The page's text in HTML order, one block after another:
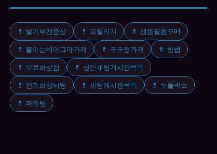
💊 발기부전증상 💊 프릴리지
💊 센돔필름구매
💊 붙이는비아그라가격
💊 구구정가격
💊 방법
💊 무료화상캠
💊 성인채팅게시판목록
💊 인기화상채팅
💊 채팅게시판목록
💊 누들박스
💊 파워팅